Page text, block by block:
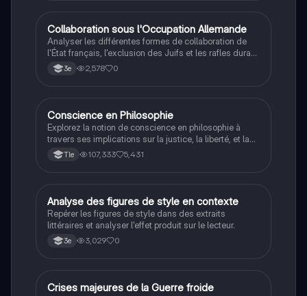
CHistoire
Collaboration sous l'Occupation Allemande
Analyser les différentes formes de collaboration de
l'État français, l'exclusion des Juifs et les rafles durant
la Seconde Guerre mondiale.
3e 2,578 0
Philosophie
Conscience en Philosophie
Explorez la notion de conscience en philosophie à
travers ses implications sur la justice, la liberté, et la
connaissance. Cette fiche de révision aborde les
débats philosophiques sur la conscience, le cogito, et
étudiants en philosophie cherchant à approfondir leur
compréhension des enjeux éthiques et existentiels.
Tle 107,333 5,431
AFrançais
Analyse des figures de style en contexte
Repérer les figures de style dans des extraits
littéraires et analyser l'effet produit sur le lecteur.
3e 3,029 0
CHistoire
Crises majeures de la Guerre froide